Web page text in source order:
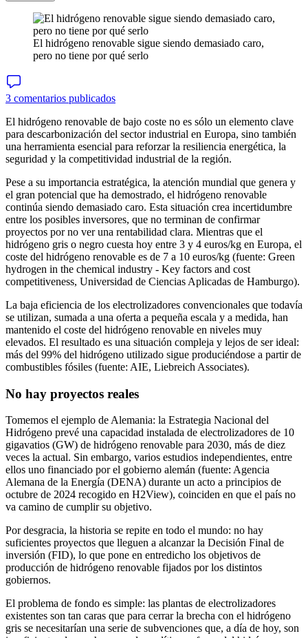
El hidrógeno renovable sigue siendo demasiado caro,
pero no tiene por qué serlo
3 comentarios publicados
El hidrógeno renovable de bajo coste no es sólo un elemento clave
para descarbonización del sector industrial en Europa, sino también
una herramienta esencial para reforzar la resiliencia energética, la
seguridad y la competitividad industrial de la región.
Pese a su importancia estratégica, la atención mundial que genera y
el gran potencial que ha demostrado, el hidrógeno renovable
continúa siendo demasiado caro. Esta situación crea incertidumbre
entre los posibles inversores, que no terminan de confirmar
proyectos por no ver una rentabilidad clara. Mientras que el
hidrógeno gris o negro cuesta hoy entre 3 y 4 euros/kg en Europa, el
coste del hidrógeno renovable es de 7 a 10 euros/kg (fuente: Green
hydrogen in the chemical industry - Key factors and cost
competitiveness, Universidad de Ciencias Aplicadas de Hamburgo).
La baja eficiencia de los electrolizadores convencionales que todavía
se utilizan, sumada a una oferta a pequeña escala y a medida, han
mantenido el coste del hidrógeno renovable en niveles muy
elevados. El resultado es una situación compleja y lejos de ser ideal:
más del 99% del hidrógeno utilizado sigue produciéndose a partir de
combustibles fósiles (fuente: AIE, Liebreich Associates).
No hay proyectos reales
Tomemos el ejemplo de Alemania: la Estrategia Nacional del
Hidrógeno prevé una capacidad instalada de electrolizadores de 10
gigavatios (GW) de hidrógeno renovable para 2030, más de diez
veces la actual. Sin embargo, varios estudios independientes, entre
ellos uno financiado por el gobierno alemán (fuente: Agencia
Alemana de la Energía (DENA) durante un acto a principios de
octubre de 2024 recogido en H2View), coinciden en que el país no
va camino de cumplir su objetivo.
Por desgracia, la historia se repite en todo el mundo: no hay
suficientes proyectos que lleguen a alcanzar la Decisión Final de
inversión (FID), lo que pone en entredicho los objetivos de
producción de hidrógeno renovable fijados por los distintos
gobiernos.
El problema de fondo es simple: las plantas de electrolizadores
existentes son tan caras que para cerrar la brecha con el hidrógeno
gris se necesitarían una serie de subvenciones que, a día de hoy, son